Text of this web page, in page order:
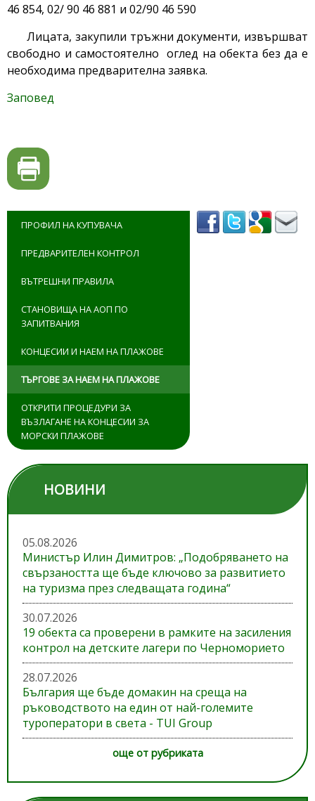
46 854, 02/ 90 46 881 и 02/90 46 590
Лицата, закупили тръжни документи, извършват
свободно и самостоятелно оглед на обекта без да е
необходима предварителна заявка.
Заповед
ПРОФИЛ НА КУПУВАЧА
ПРЕДВАРИТЕЛЕН КОНТРОЛ
ВЪТРЕШНИ ПРАВИЛА
СТАНОВИЩА НА АОП ПО
ЗАПИТВАНИЯ
КОНЦЕСИИ И НАЕМ НА ПЛАЖОВЕ
ТЪРГОВЕ ЗА НАЕМ НА ПЛАЖОВЕ
ОТКРИТИ ПРОЦЕДУРИ ЗА
ВЪЗЛАГАНЕ НА КОНЦЕСИИ ЗА
МОРСКИ ПЛАЖОВЕ
НОВИНИ
05.08.2026
Министър Илин Димитров: „Подобряването на
свързаността ще бъде ключово за развитието
на туризма през следващата година“
30.07.2026
19 обекта са проверени в рамките на засиления
контрол на детските лагери по Черноморието
28.07.2026
България ще бъде домакин на среща на
ръководството на един от най-големите
туроператори в света - TUI Group
още от рубриката